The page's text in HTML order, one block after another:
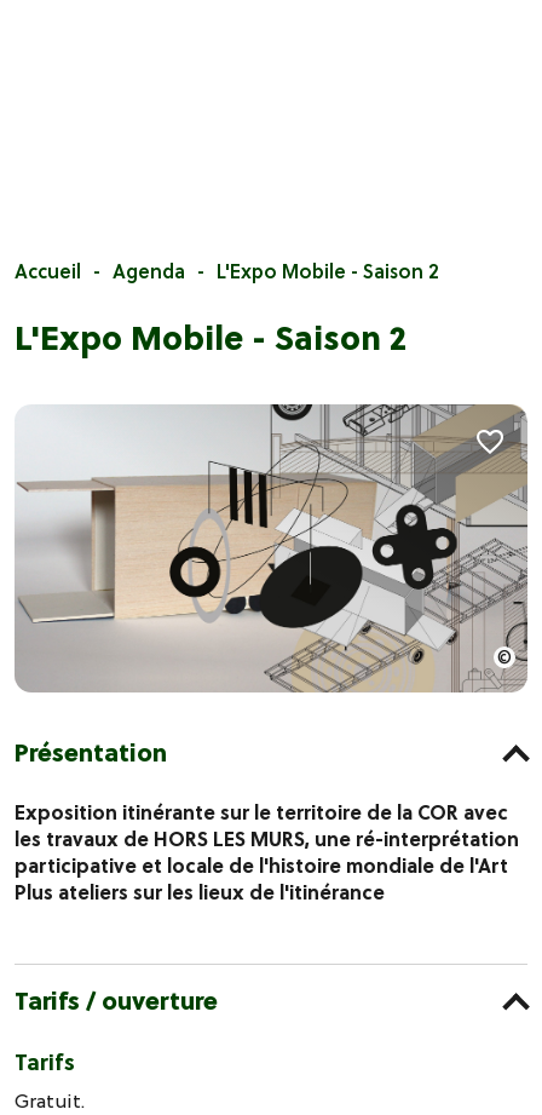
Accueil Agenda L'Expo Mobile - Saison 2
L'Expo Mobile - Saison 2
Présentation
Exposition itinérante sur le territoire de la COR avec
les travaux de HORS LES MURS, une ré-interprétation
participative et locale de l'histoire mondiale de l'Art
Plus ateliers sur les lieux de l'itinérance
Tarifs / ouverture
Tarifs
Gratuit.